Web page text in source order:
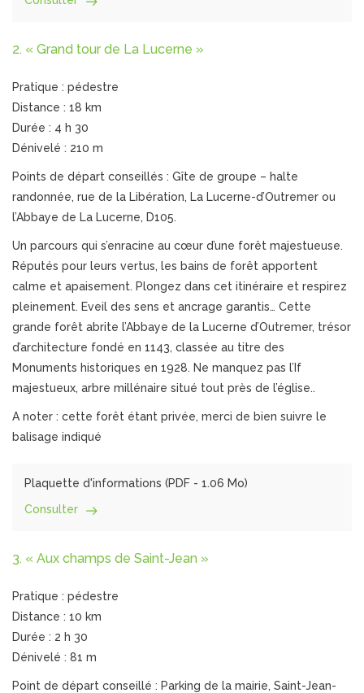
2. « Grand tour de La Lucerne »
Pratique : pédestre
Distance : 18 km
Durée : 4 h 30
Dénivelé : 210 m
Points de départ conseillés : Gîte de groupe – halte
randonnée, rue de la Libération, La Lucerne-d’Outremer ou
l’Abbaye de La Lucerne, D105.
Un parcours qui s’enracine au cœur d’une forêt majestueuse.
Réputés pour leurs vertus, les bains de forêt apportent
calme et apaisement. Plongez dans cet itinéraire et respirez
pleinement. Eveil des sens et ancrage garantis… Cette
grande forêt abrite l’Abbaye de la Lucerne d’Outremer, trésor
d’architecture fondé en 1143, classée au titre des
Monuments historiques en 1928. Ne manquez pas l’If
majestueux, arbre millénaire situé tout près de l’église..
A noter : cette forêt étant privée, merci de bien suivre le
balisage indiqué
Plaquette d'informations (PDF - 1.06 Mo)
Consulter
3. « Aux champs de Saint-Jean »
Pratique : pédestre
Distance : 10 km
Durée : 2 h 30
Dénivelé : 81 m
Point de départ conseillé : Parking de la mairie, Saint-Jean-